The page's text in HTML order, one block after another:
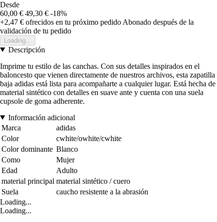
Desde
60,00 € 49,30 € -18%
+2,47 € ofrecidos en tu próximo pedido Abonado después de la
validación de tu pedido
Loading...
Descripción
Imprime tu estilo de las canchas. Con sus detalles inspirados en el
baloncesto que vienen directamente de nuestros archivos, esta zapatilla
baja adidas está lista para acompañarte a cualquier lugar. Está hecha de
material sintético con detalles en suave ante y cuenta con una suela
cupsole de goma adherente.
Información adicional
Marca
adidas
Color
cwhite/owhite/cwhite
Color dominante Blanco
Como
Mujer
Edad
Adulto
material principal material sintético / cuero
Suela
caucho resistente a la abrasión
Loading...
Loading...